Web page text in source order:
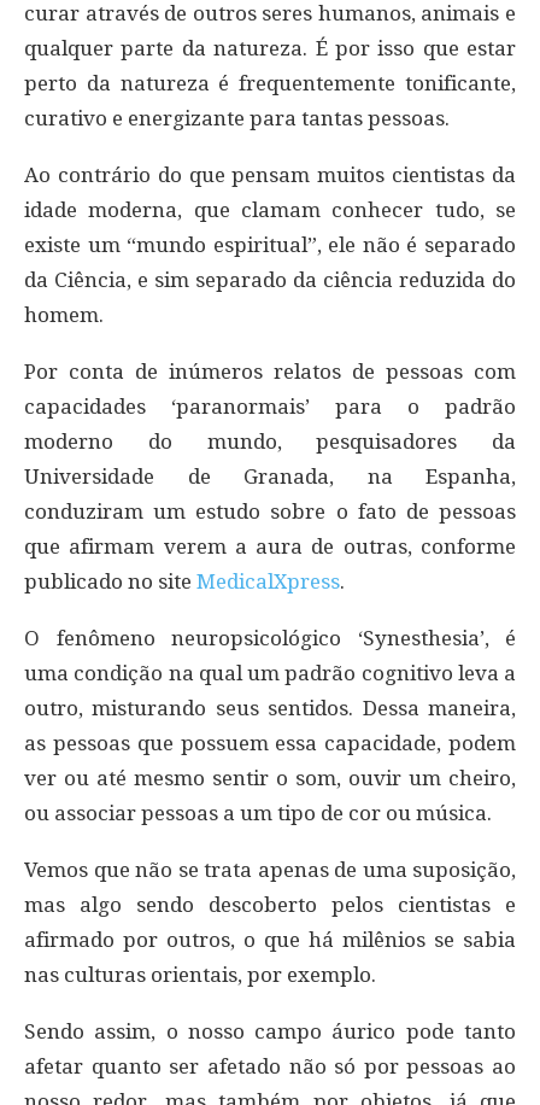
curar através de outros seres humanos, animais e
qualquer parte da natureza. É por isso que estar
perto da natureza é frequentemente tonificante,
curativo e energizante para tantas pessoas.
Ao contrário do que pensam muitos cientistas da
idade moderna, que clamam conhecer tudo, se
existe um “mundo espiritual”, ele não é separado
da Ciência, e sim separado da ciência reduzida do
homem.
Por conta de inúmeros relatos de pessoas com
capacidades ‘paranormais’ para o padrão
moderno do mundo, pesquisadores da
Universidade de Granada, na Espanha,
conduziram um estudo sobre o fato de pessoas
que afirmam verem a aura de outras, conforme
publicado no site MedicalXpress.
O fenômeno neuropsicológico ‘Synesthesia’, é
uma condição na qual um padrão cognitivo leva a
outro, misturando seus sentidos. Dessa maneira,
as pessoas que possuem essa capacidade, podem
ver ou até mesmo sentir o som, ouvir um cheiro,
ou associar pessoas a um tipo de cor ou música.
Vemos que não se trata apenas de uma suposição,
mas algo sendo descoberto pelos cientistas e
afirmado por outros, o que há milênios se sabia
nas culturas orientais, por exemplo.
Sendo assim, o nosso campo áurico pode tanto
afetar quanto ser afetado não só por pessoas ao